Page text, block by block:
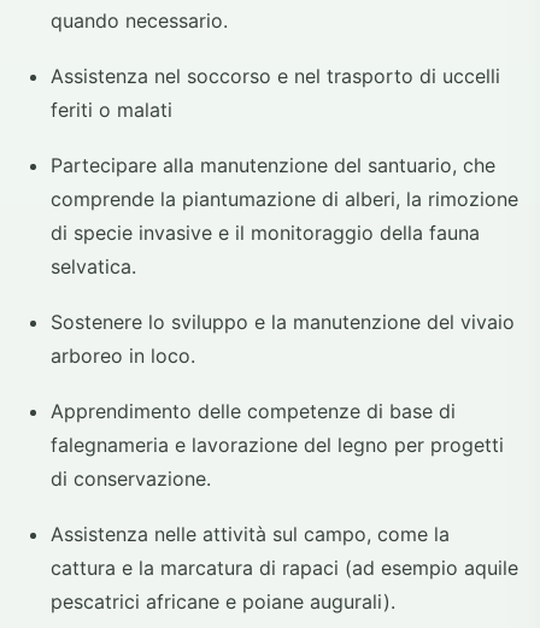
quando necessario.
Assistenza nel soccorso e nel trasporto di uccelli
feriti o malati
Partecipare alla manutenzione del santuario, che
comprende la piantumazione di alberi, la rimozione
di specie invasive e il monitoraggio della fauna
selvatica.
Sostenere lo sviluppo e la manutenzione del vivaio
arboreo in loco.
Apprendimento delle competenze di base di
falegnameria e lavorazione del legno per progetti
di conservazione.
Assistenza nelle attività sul campo, come la
cattura e la marcatura di rapaci (ad esempio aquile
pescatrici africane e poiane augurali).